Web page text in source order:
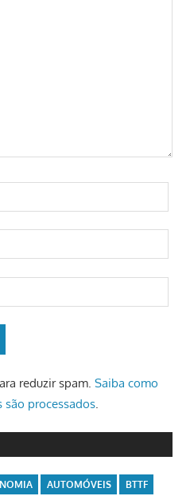
reduzir spam. Saiba como
são processados.
AUTOMÓVEIS
BTTF